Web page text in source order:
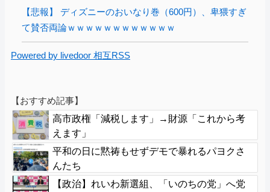
【悲報】 ディズニーのおいなり巻（600円）、卑猥すぎ
て賛否両論ｗｗｗｗｗｗｗｗｗｗｗｗ
Powered by livedoor 相互RSS
【おすすめ記事】
高市政権「減税します」→財源「これから考
えます」
平和の日に黙祷もせずデモで暴れるパヨクさ
んたち
【政治】れいわ新選組、「いのちの党」へ党